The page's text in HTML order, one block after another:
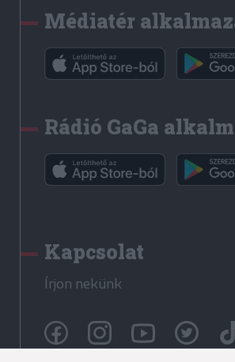
Médiatér
Rádió GaGa
Kapcsolat
Írjon nekünk